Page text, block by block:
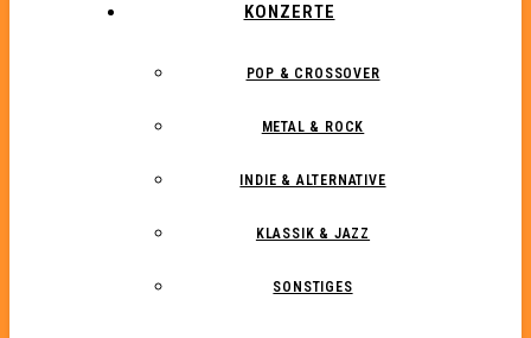
KONZERTE
POP & CROSSOVER
METAL & ROCK
INDIE & ALTERNATIVE
KLASSIK & JAZZ
SONSTIGES